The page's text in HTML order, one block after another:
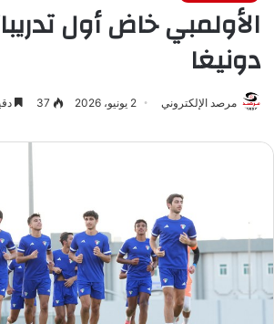
الأولمبي خاض أول
دونيغا
مرصد الإلكتروني 2 يونيو، 2026 37